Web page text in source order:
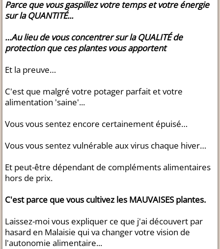
Parce que vous gaspillez votre temps et votre énergie
sur la QUANTITÉ...
…Au lieu de vous concentrer sur la QUALITÉ de
protection que ces plantes vous apportent
Et la preuve…
C'est que malgré votre potager parfait et votre
alimentation 'saine'...
Vous vous sentez encore certainement épuisé…
Vous vous sentez vulnérable aux virus chaque hiver…
Et peut-être dépendant de compléments alimentaires
hors de prix.
C'est parce que vous cultivez les MAUVAISES plantes.
Laissez-moi vous expliquer ce que j'ai découvert par
hasard en Malaisie qui va changer votre vision de
l'autonomie alimentaire...